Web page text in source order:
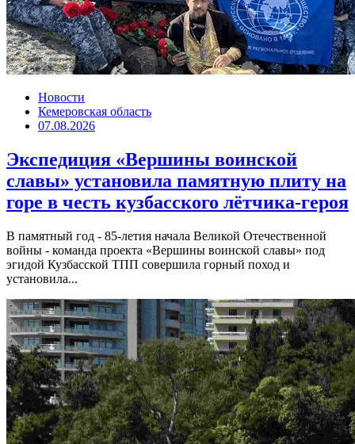
Новости
Кемеровская область
07.08.2026
Экспедиция «Вершины воинской
славы» установила памятную плиту на
горе в честь кузбасского лётчика-героя
В памятный год - 85-летия начала Великой Отечественной
войны - команда проекта «Вершины воинской славы» под
эгидой Кузбасской ТПП совершила горный поход и
установила...